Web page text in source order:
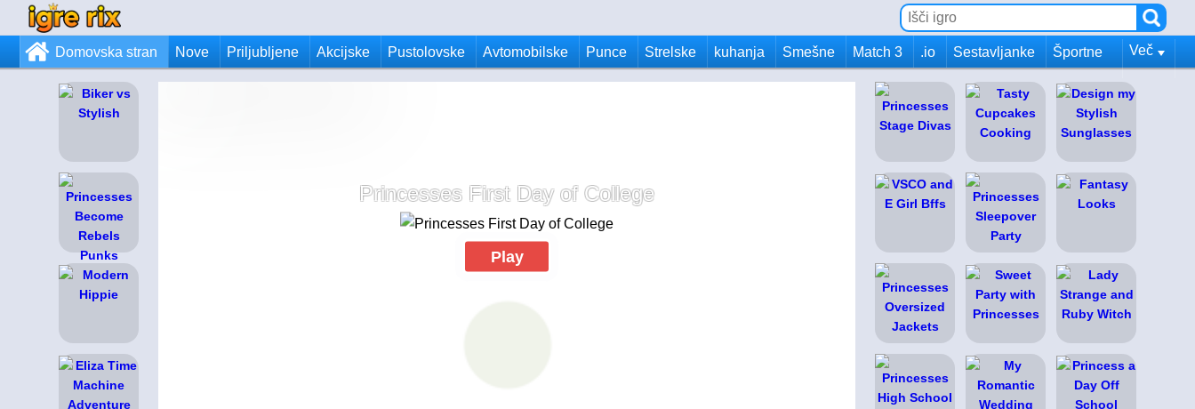
Domovska stran Nove Priljubljene Akcijske Pustolovske Avtomobilske Punce Strelske kuhanja Smešne Match 3 .io Sestavljanke Športne Več
Princesses First Day of College
Play